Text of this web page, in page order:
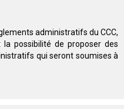
administratifs du CCC,
possibilité de proposer des
qui seront soumises à